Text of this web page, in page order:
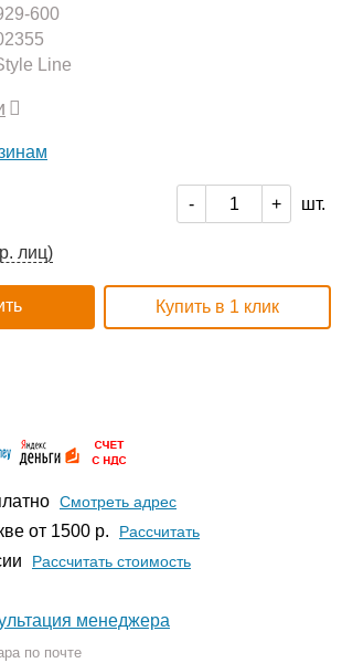
600
Line
- + шт.
лиц)
Купить в 1 клик
Смотреть адрес
от 1500 р. Расcчитать
Рассчитать стоимость
менеджера
по почте